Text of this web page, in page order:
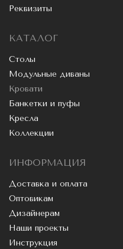
Реквизиты
КАТАЛОГ
Столы
Модульные диваны
Кровати
Банкетки и пуфы
Кресла
Коллекции
ИНФОРМАЦИЯ
Доставка и оплата
Оптовикам
Дизайнерам
Наши проекты
Инструкция